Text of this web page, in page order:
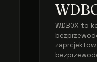
WDBOX to